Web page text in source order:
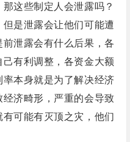
这些制定人会泄露吗？
是泄露会让他们可能遭
泄露会有什么后果，各
有利调整，各资金大额
本身就是为了解决经济
济畸形，严重的会导致
可能有灭顶之灾，他们